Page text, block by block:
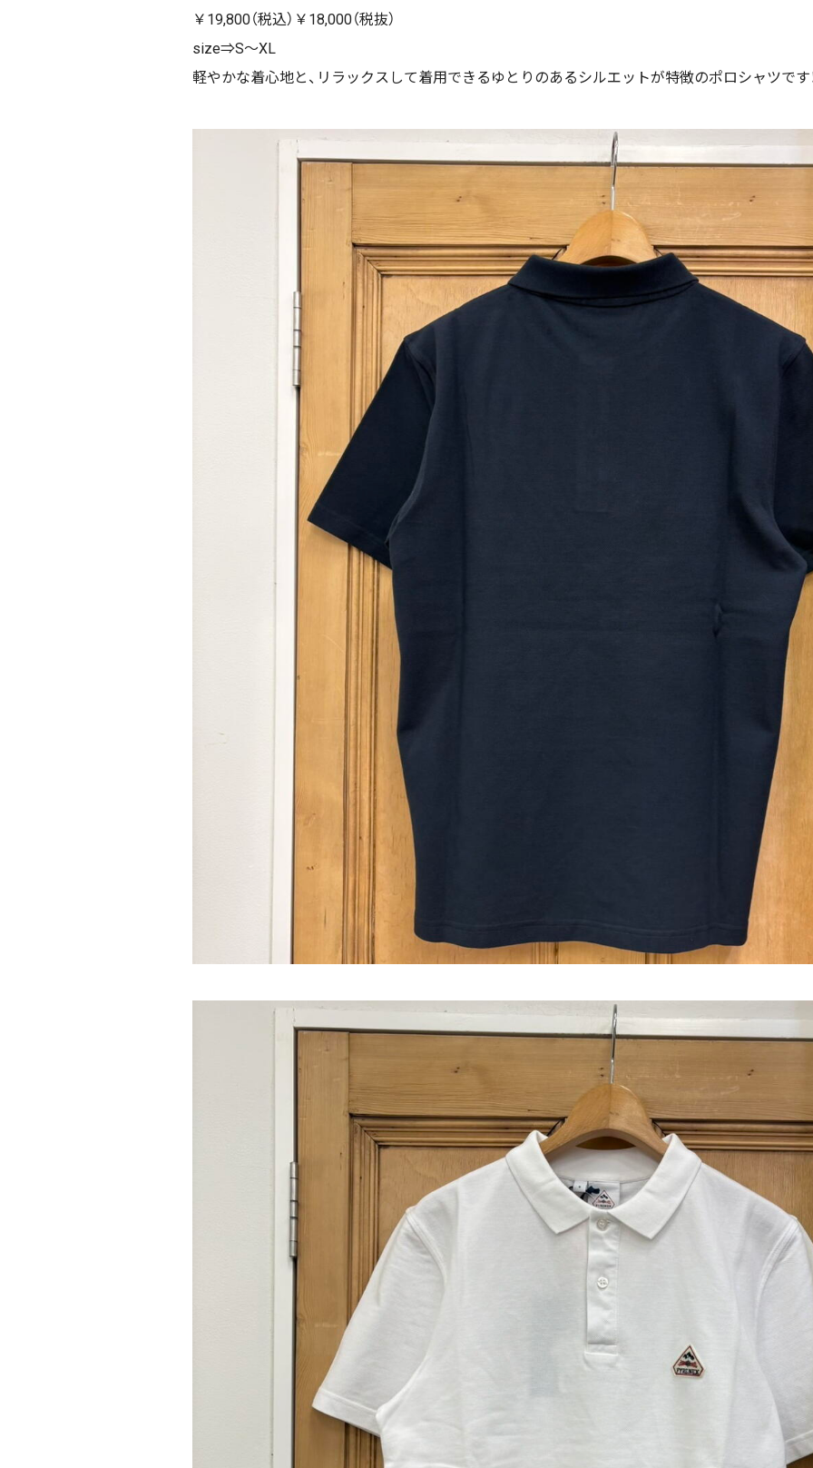
￥19,800（税込）￥18,000（税抜）
size⇒S〜XL
軽やかな着心地と、リラックスして着用できるゆとりのあるシルエットが特徴のポロシャツです